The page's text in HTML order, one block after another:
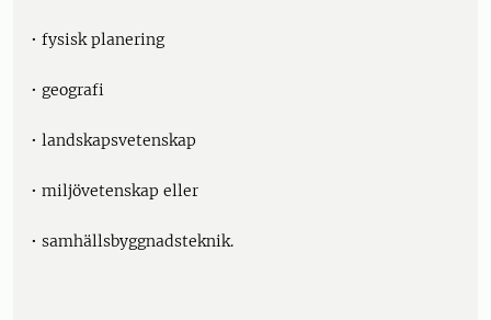
• fysisk planering
• geografi
• landskapsvetenskap
• miljövetenskap eller
• samhällsbyggnadsteknik.